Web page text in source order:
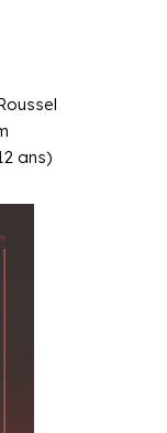
ans)